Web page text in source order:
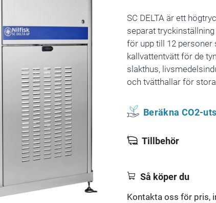
SC DELTA är ett
separat
för upp till 12
kallvattentvätt för de
slakthus,
och tvätthallar för
Beräkna CO2-
Tillbehör
Så köper du
Kontakta oss för pris,